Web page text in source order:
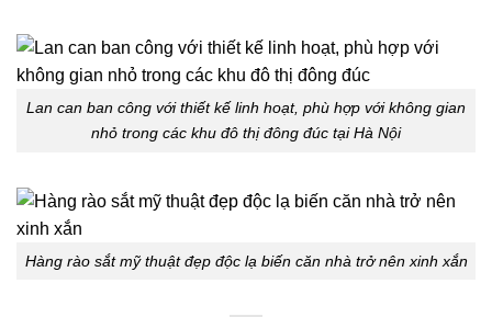
Lan can ban công với thiết kế linh hoạt, phù hợp với không gian
nhỏ trong các khu đô thị đông đúc tại Hà Nội
Hàng rào sắt mỹ thuật đẹp độc lạ biến căn nhà trở nên xinh xắn